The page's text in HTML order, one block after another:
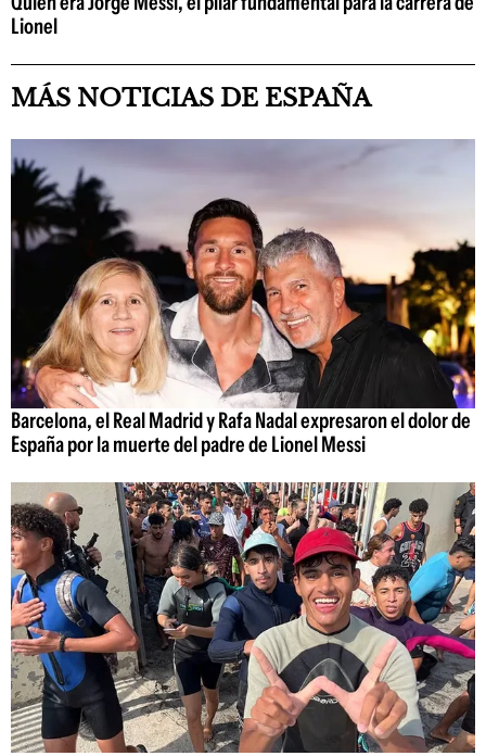
Lionel
MÁS NOTICIAS DE ESPAÑA
Barcelona, el Real Madrid y Rafa Nadal expresaron el dolor de
España por la muerte del padre de Lionel Messi